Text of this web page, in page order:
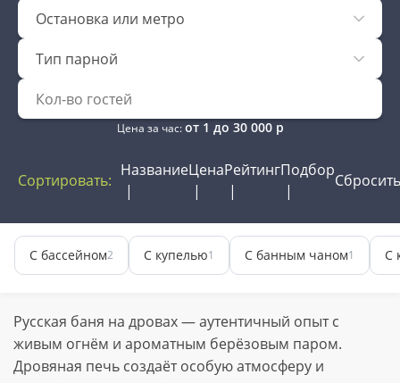
Остановка или метро
Тип парной
Цена за час:от 1 до 30 000р
Сортировать:
НазваниеЦенаРейтингПодбор
Сбросить
С бассейном2 С купелью1 С банным чаном1 С
Русская баня на дровах — аутентичный опыт с
живым огнём и ароматным берёзовым паром.
Дровяная печь создаёт особую атмосферу и